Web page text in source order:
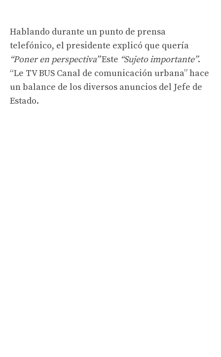
Hablando durante un punto de prensa
telefónico, el presidente explicó que quería
“Poner en perspectiva”Este “Sujeto importante”.
“Le TV BUS Canal de comunicación urbana” hace
un balance de los diversos anuncios del Jefe de
Estado.